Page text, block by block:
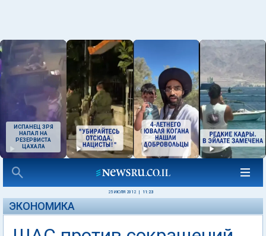
ИСПАНЕЦ ЗРЯ
НАПАЛ НА
РЕЗЕРВИСТА
ЦАХАЛА
25 ИЮЛЯ 2012 11:23
ЭКОНОМИКА